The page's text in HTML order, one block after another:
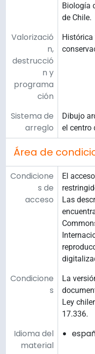
Biología
de Chile.
Valorizació
n,
destrucció
n y
programa
ción
Histórica
Sistema de
arreglo
Dibujo
el centro
Área de
Condicione
s de
acceso
El
Las
Condicione
s
La
Ley
17.336.
Idioma del
material